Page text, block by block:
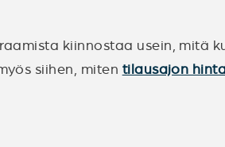
kiinnostaa usein, mitä
siihen, miten tilausajon